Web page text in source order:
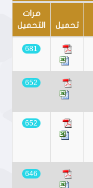
تحميل
مرات
التحميل
681
652
652
646